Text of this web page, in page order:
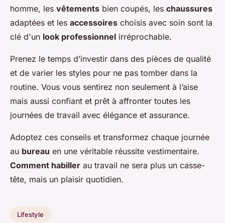
homme, les vêtements bien coupés, les chaussures
adaptées et les accessoires choisis avec soin sont la
clé d'un look professionnel irréprochable.
Prenez le temps d’investir dans des pièces de qualité
et de varier les styles pour ne pas tomber dans la
routine. Vous vous sentirez non seulement à l’aise
mais aussi confiant et prêt à affronter toutes les
journées de travail avec élégance et assurance.
Adoptez ces conseils et transformez chaque journée
au bureau en une véritable réussite vestimentaire.
Comment habiller au travail ne sera plus un casse-
tête, mais un plaisir quotidien.
Lifestyle